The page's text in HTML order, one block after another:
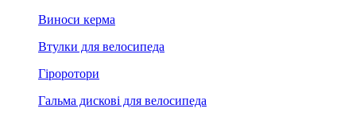
Виноси керма
Втулки для велосипеда
Гіроротори
Гальма дискові для велосипеда